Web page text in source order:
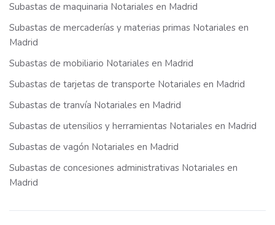
Subastas de maquinaria Notariales en Madrid
Subastas de mercaderías y materias primas Notariales en
Madrid
Subastas de mobiliario Notariales en Madrid
Subastas de tarjetas de transporte Notariales en Madrid
Subastas de tranvía Notariales en Madrid
Subastas de utensilios y herramientas Notariales en Madrid
Subastas de vagón Notariales en Madrid
Subastas de concesiones administrativas Notariales en
Madrid